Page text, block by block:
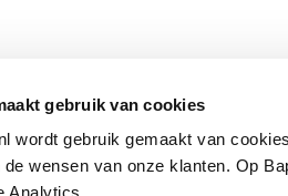
gebruik van cookies
wordt gebruik gemaakt van
de wensen van onze klanten. Op
Copyright © 2003 - 2026